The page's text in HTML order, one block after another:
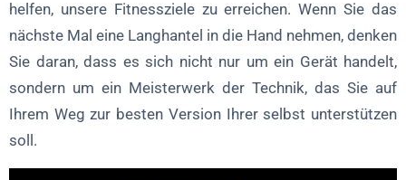
helfen, unsere Fitnessziele zu erreichen. Wenn Sie das
nächste Mal eine Langhantel in die Hand nehmen, denken
Sie daran, dass es sich nicht nur um ein Gerät handelt,
sondern um ein Meisterwerk der Technik, das Sie auf
Ihrem Weg zur besten Version Ihrer selbst unterstützen
soll.